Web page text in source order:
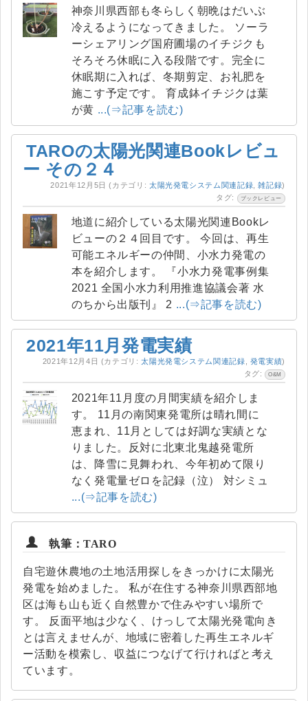
神奈川県西部も冬らしく朝晩はだいぶ
冷えるようになってきました。 ソーラ
ーシェアリング国府圃場のイチジクも
そろそろ休眠に入る段階です。完全に
休眠期に入れば、冬期剪定、お礼肥を
施こす予定です。 育成鉢イチジクは葉
が黄 ...(⇒記事を読む)
TAROの太陽光関連Bookレビュ
ー その２４
2021年12月5日 (カテゴリ: 太陽光発電システム関連記録 ,雑記録)
タグ:
ブックレビュー
地道に紹介している太陽光関連Bookレ
ビューの２４回目です。 今回は、再生
可能エネルギーの仲間、小水力発電の
本を紹介します。 『小水力発電事例集
2021 全国小水力利用推進協議会著 水
のちから出版刊』 2 ...(⇒記事を読む)
2021年11月発電実績
2021年12月4日 (カテゴリ:太陽光発電システム関連記録 発電実績)
タグ:
O&M
2021年11月度の月間実績を紹介しま
す。 11月の南関東発電所は晴れ間に
恵まれ、11月としては好調な実績とな
りました。反対に北東北鬼越発電所
は、降雪に見舞われ、今年初めて限り
なく発電量ゼロを記録（泣） 対シミュ
...(⇒記事を読む)
執筆：TARO
自宅遊休農地の土地活用探しをきっかけに太陽光
発電を始めました。 私が在住する神奈川県西部地
区は海も山も近く自然豊かで住みやすい場所で
す。 反面平地は少なく、けっして太陽光発電向き
とは言えませんが、地域に密着した再生エネルギ
ー活動を模索し、収益につなげて行ければと考え
ています。